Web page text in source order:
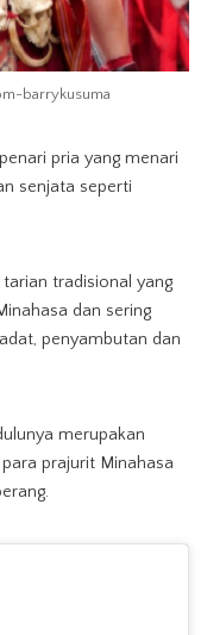
barrykusuma
pria yang menari
senjata seperti
tradisional yang
dan sering
penyambutan dan
merupakan
prajurit Minahasa